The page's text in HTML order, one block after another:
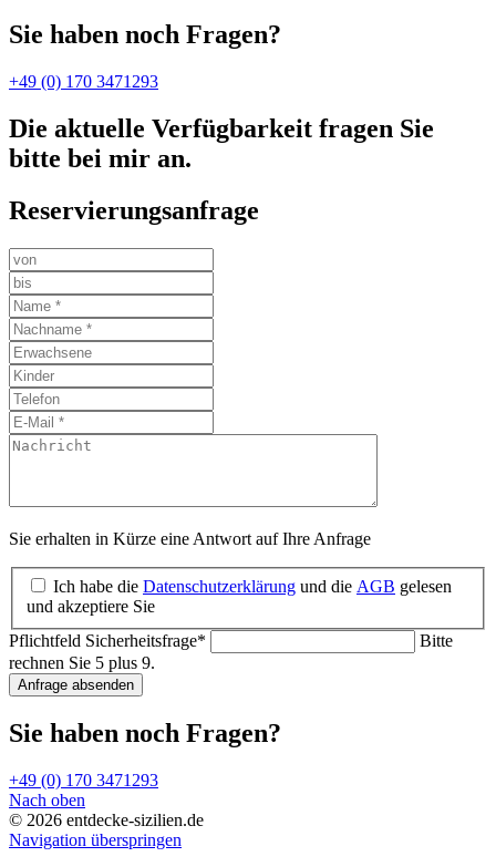
Sie haben noch Fragen?
+49 (0) 170 3471293
Die aktuelle Verfügbarkeit fragen Sie
bitte bei mir an.
Reservierungsanfrage
Sie erhalten in Kürze eine Antwort auf Ihre Anfrage
Ich habe die Datenschutzerklärung und die AGB gelesen
und akzeptiere Sie
Pflichtfeld Sicherheitsfrage*
Bitte
rechnen Sie 5 plus 9.
Anfrage absenden
Sie haben noch Fragen?
+49 (0) 170 3471293
Nach oben
© 2026 entdecke-sizilien.de
Navigation überspringen